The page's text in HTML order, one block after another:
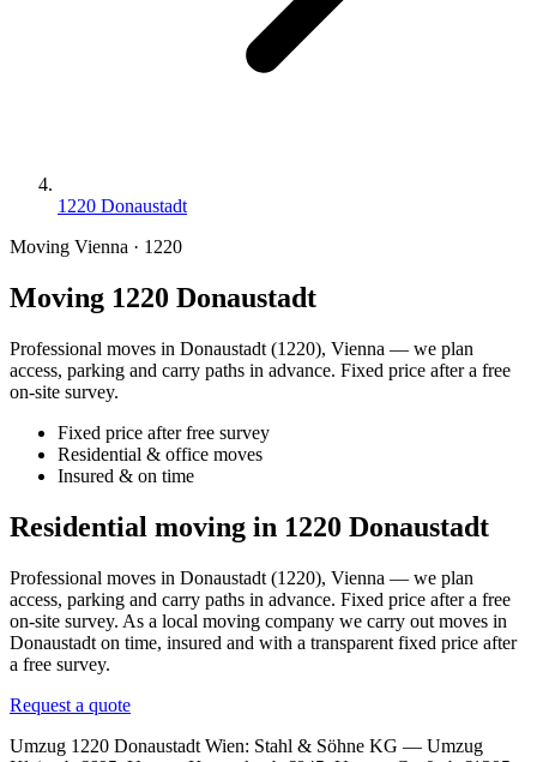
1220 Donaustadt
Moving Vienna · 1220
Moving 1220 Donaustadt
Professional moves in Donaustadt (1220), Vienna — we plan
access, parking and carry paths in advance. Fixed price after a free
on-site survey.
Fixed price after free survey
Residential & office moves
Insured & on time
Residential moving in 1220 Donaustadt
Professional moves in Donaustadt (1220), Vienna — we plan
access, parking and carry paths in advance. Fixed price after a free
on-site survey. As a local moving company we carry out moves in
Donaustadt on time, insured and with a transparent fixed price after
a free survey.
Request a quote
Umzug 1220 Donaustadt Wien: Stahl & Söhne KG — Umzug